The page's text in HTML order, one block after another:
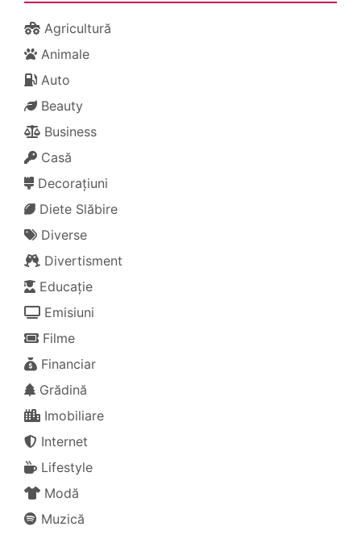
Agricultură
Animale
Auto
Beauty
Business
Casă
Decorațiuni
Diete Slăbire
Diverse
Divertisment
Educație
Emisiuni
Filme
Financiar
Grădină
Imobiliare
Internet
Lifestyle
Modă
Muzică